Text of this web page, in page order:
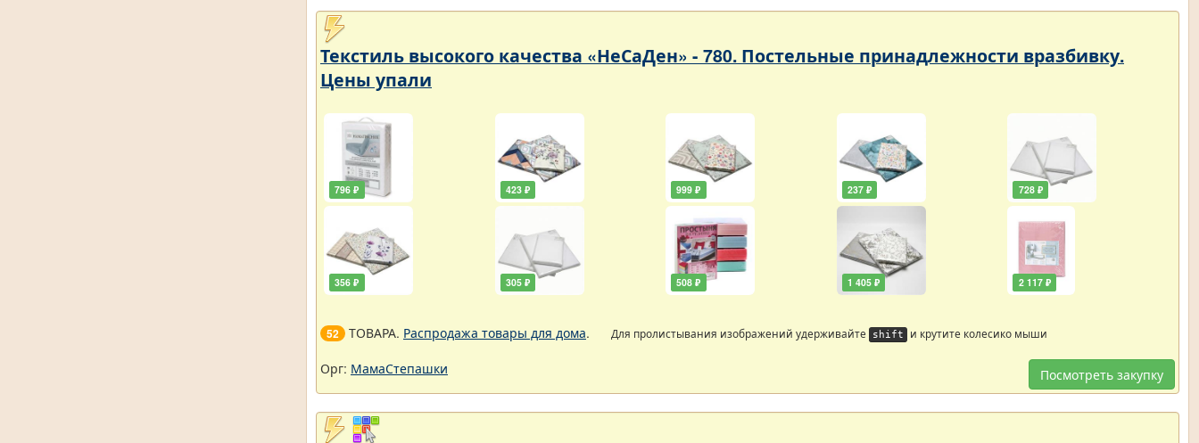
Текстиль высокого качества «НеСаДен» - 780. Постельные принадлежности вразбивку.
Цены упали
796 ₽
356 ₽
423 ₽
305 ₽
999 ₽
508 ₽
237 ₽
1 405 ₽
728 ₽
2 117 ₽
52 ТОВАРА. Распродажа товары для дома. Для пролистывания изображений удерживайте shift и крутите колесико мыши
Посмотреть закупку
Орг: МамаСтепашки